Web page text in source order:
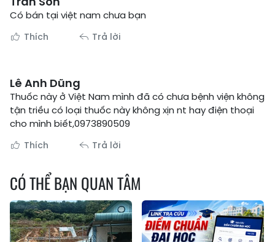
Có bán tại việt nam chưa bạn
Thích Trả lời
Lê Anh Dũng
Thuốc này ở Việt Nam mình đã có chưa bệnh viện không
tận triều có loại thuốc này không xịn nt hay điện thoại
cho mình biết,0973890509
Thích Trả lời
CÓ THỂ BẠN QUAN TÂM